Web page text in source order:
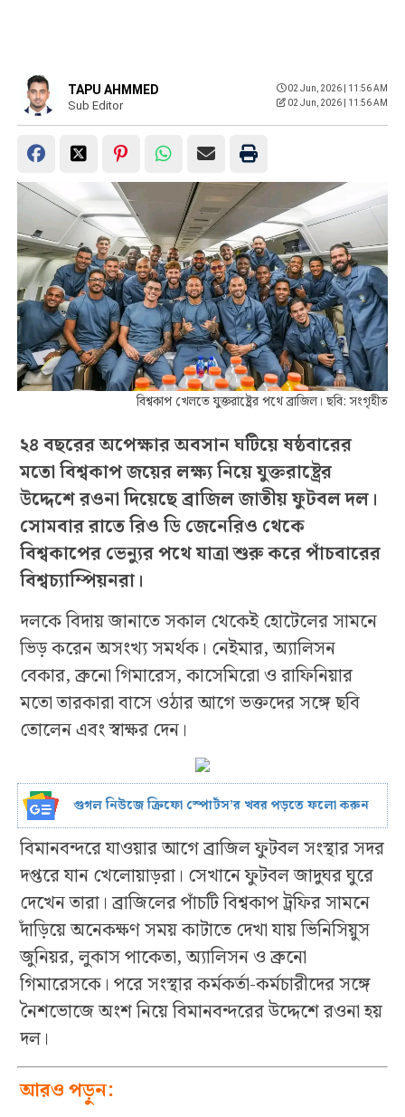
TAPU AHMMED
Sub Editor
02 Jun, 2026 | 11:56 AM
02 Jun, 2026 | 11:56 AM
বিশ্বকাপ খেলতে যুক্তরাষ্ট্রের পথে ব্রাজিল। ছবি: সংগৃহীত
২৪ বছরের অপেক্ষার অবসান ঘটিয়ে ষষ্ঠবারের
মতো বিশ্বকাপ জয়ের লক্ষ্য নিয়ে যুক্তরাষ্ট্রের
উদ্দেশে রওনা দিয়েছে ব্রাজিল জাতীয় ফুটবল দল।
সোমবার রাতে রিও ডি জেনেরিও থেকে
বিশ্বকাপের ভেন্যুর পথে যাত্রা শুরু করে পাঁচবারের
বিশ্বচ্যাম্পিয়নরা।
দলকে বিদায় জানাতে সকাল থেকেই হোটেলের সামনে
ভিড় করেন অসংখ্য সমর্থক। নেইমার, অ্যালিসন
বেকার, ব্রুনো গিমারেস, কাসেমিরো ও রাফিনিয়ার
মতো তারকারা বাসে ওঠার আগে ভক্তদের সঙ্গে ছবি
তোলেন এবং স্বাক্ষর দেন।
গুগল নিউজে ক্রিফো স্পোর্টস’র খবর পড়তে ফলো করুন
বিমানবন্দরে যাওয়ার আগে ব্রাজিল ফুটবল সংস্থার সদর
দপ্তরে যান খেলোয়াড়রা। সেখানে ফুটবল জাদুঘর ঘুরে
দেখেন তারা। ব্রাজিলের পাঁচটি বিশ্বকাপ ট্রফির সামনে
দাঁড়িয়ে অনেকক্ষণ সময় কাটাতে দেখা যায় ভিনিসিয়ুস
জুনিয়র, লুকাস পাকেতা, অ্যালিসন ও ব্রুনো
গিমারেসকে। পরে সংস্থার কর্মকর্তা-কর্মচারীদের সঙ্গে
নৈশভোজে অংশ নিয়ে বিমানবন্দরের উদ্দেশে রওনা হয়
দল।
আরও পড়ুন: